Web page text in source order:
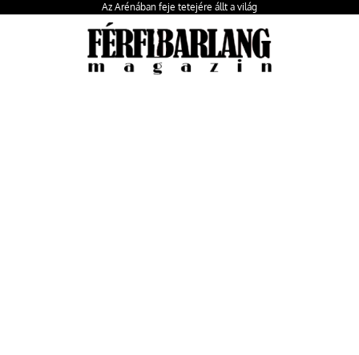
Az Arénában feje tetejére állt a világ